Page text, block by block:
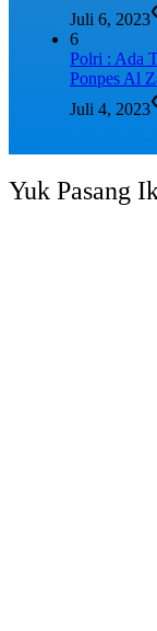
Juli 6, 2023
6
Polri : Ada
Ponpes Al
Juli 4, 2023
Yuk Pasang